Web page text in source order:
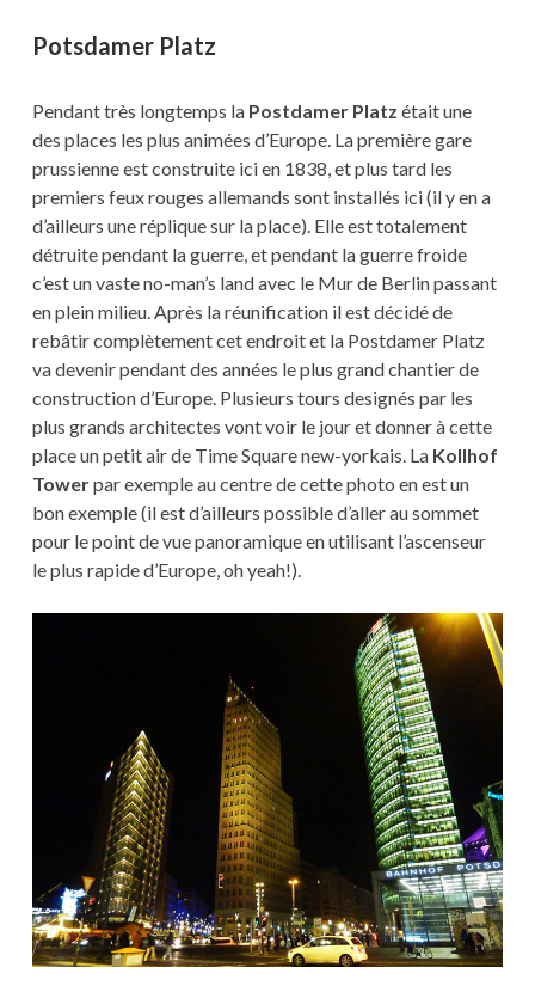
Potsdamer Platz
Pendant très longtemps la Postdamer Platz était une
des places les plus animées d’Europe. La première gare
prussienne est construite ici en 1838, et plus tard les
premiers feux rouges allemands sont installés ici (il y en a
d’ailleurs une réplique sur la place). Elle est totalement
détruite pendant la guerre, et pendant la guerre froide
c’est un vaste no-man’s land avec le Mur de Berlin passant
en plein milieu. Après la réunification il est décidé de
rebâtir complètement cet endroit et la Postdamer Platz
va devenir pendant des années le plus grand chantier de
construction d’Europe. Plusieurs tours designés par les
plus grands architectes vont voir le jour et donner à cette
place un petit air de Time Square new-yorkais. La Kollhof
Towerpar exemple au centre de cette photo en est un
bon exemple (il est d’ailleurs possible d’aller au sommet
pour le point de vue panoramique en utilisant l’ascenseur
le plus rapide d’Europe, oh yeah!).